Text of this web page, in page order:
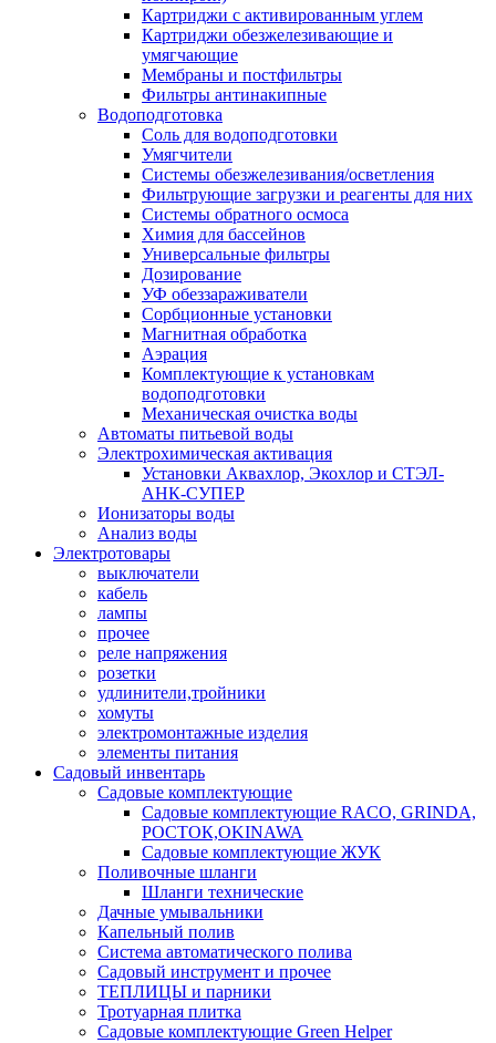
Картриджи с активированным углем
Картриджи обезжелезивающие и
умягчающие
Мембраны и постфильтры
Фильтры антинакипные
Водоподготовка
Соль для водоподготовки
Умягчители
Системы обезжелезивания/осветления
Фильтрующие загрузки и реагенты для них
Системы обратного осмоса
Химия для бассейнов
Универсальные фильтры
Дозирование
УФ обеззараживатели
Сорбционные установки
Магнитная обработка
Аэрация
Комплектующие к установкам
водоподготовки
Механическая очистка воды
Автоматы питьевой воды
Электрохимическая активация
Установки Аквахлор, Экохлор и СТЭЛ-
АНК-СУПЕР
Ионизаторы воды
Анализ воды
Электротовары
выключатели
кабель
лампы
прочее
реле напряжения
розетки
удлинители,тройники
хомуты
электромонтажные изделия
элементы питания
Садовый инвентарь
Садовые комплектующие
Садовые комплектующие RACO, GRINDA,
РОСТОК,OKINAWA
Садовые комплектующие ЖУК
Поливочные шланги
Шланги технические
Дачные умывальники
Капельный полив
Система автоматического полива
Садовый инструмент и прочее
ТЕПЛИЦЫ и парники
Тротуарная плитка
Садовые комплектующие Green Helper